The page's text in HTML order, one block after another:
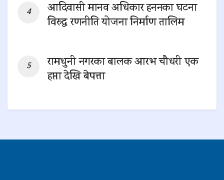
आदिवासी मानव अधिकार हननका घटना
विरुद्ध रणनीति योजना निर्माण तालिम
रामधुनी नगरका बालक आरभ चौधरी एक
हप्ता देखि बेपत्ता